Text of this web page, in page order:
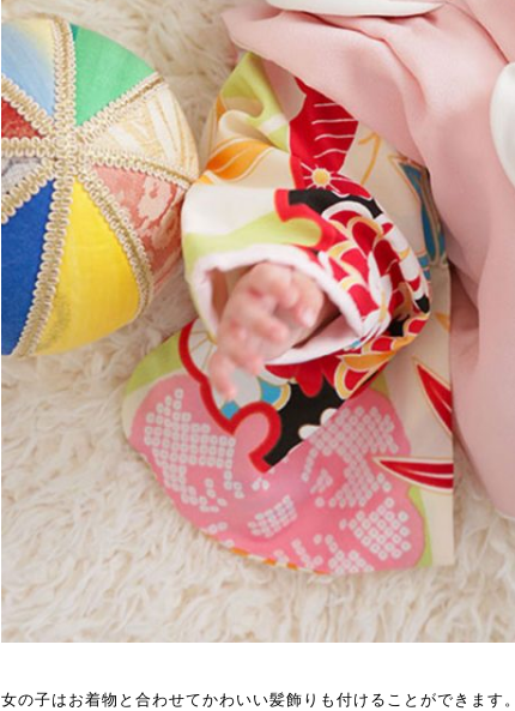
女の子はお着物と合わせてかわいい髪飾りも付けることができます。